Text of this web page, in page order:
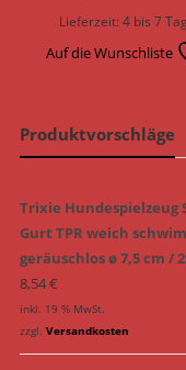
Lieferzeit:4 bis 7
Auf die Wunschliste
Produktvorschläge
Trixie Hundespielzeug
Gurt TPR weich
geräuschlos ø 7,5 cm /
8,54€
inkl. 19 % MwSt.
zzgl. Versandkosten